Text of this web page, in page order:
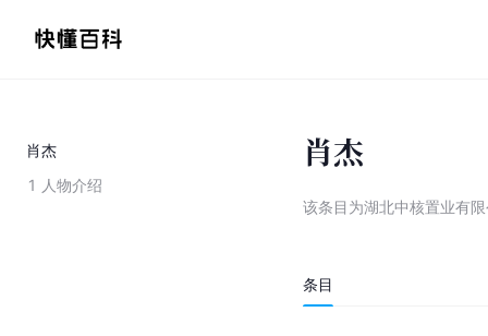
肖杰
1 人物介绍
肖杰
该条目为湖北中核置业有
条目